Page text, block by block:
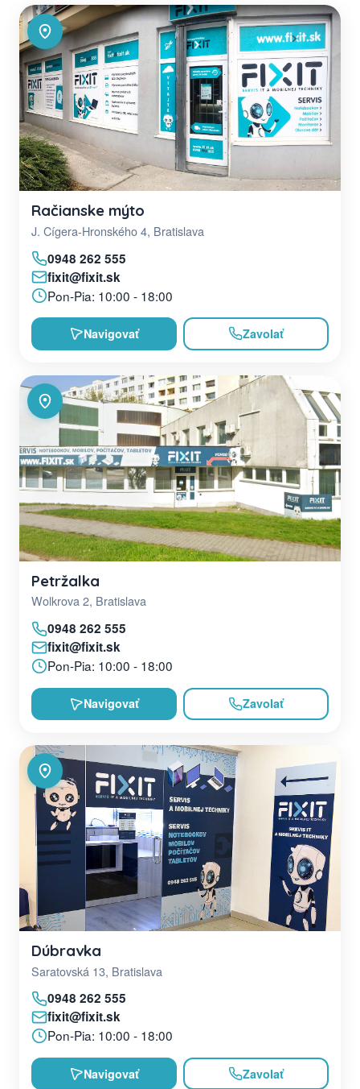
Račianske mýto
J. Cígera-Hronského 4, Bratislava
0948 262 555
fixit@fixit.sk
Pon-Pia: 10:00 - 18:00
Navigovať Zavolať
Petržalka
Wolkrova 2, Bratislava
0948 262 555
fixit@fixit.sk
Pon-Pia: 10:00 - 18:00
Navigovať Zavolať
Dúbravka
Saratovská 13, Bratislava
0948 262 555
fixit@fixit.sk
Pon-Pia: 10:00 - 18:00
Navigovať Zavolať